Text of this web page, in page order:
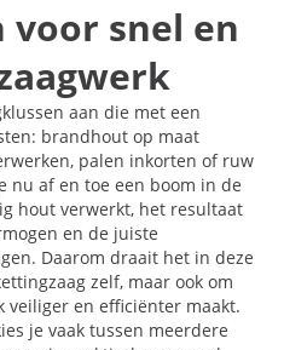
voor snel en
aan die met een
brandhout op maat
palen inkorten of ruw
nu af en toe een boom in de
hout verwerkt, het resultaat
en de juiste
Daarom draait het in deze
zelf, maar ook om
veiliger en efficiënter maakt.
je vaak tussen meerdere